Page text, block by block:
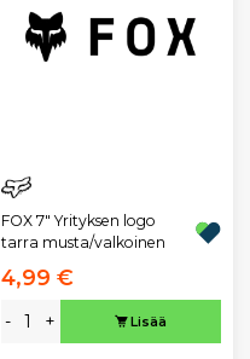
FOX 7" Yrityksen logo
tarra musta/valkoinen
4,99 €
- + Lisää